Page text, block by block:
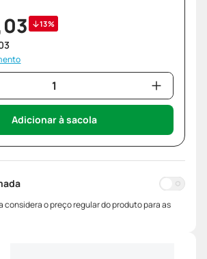
03 13%
Adicionar à sacola
considera o preço regular do produto para as